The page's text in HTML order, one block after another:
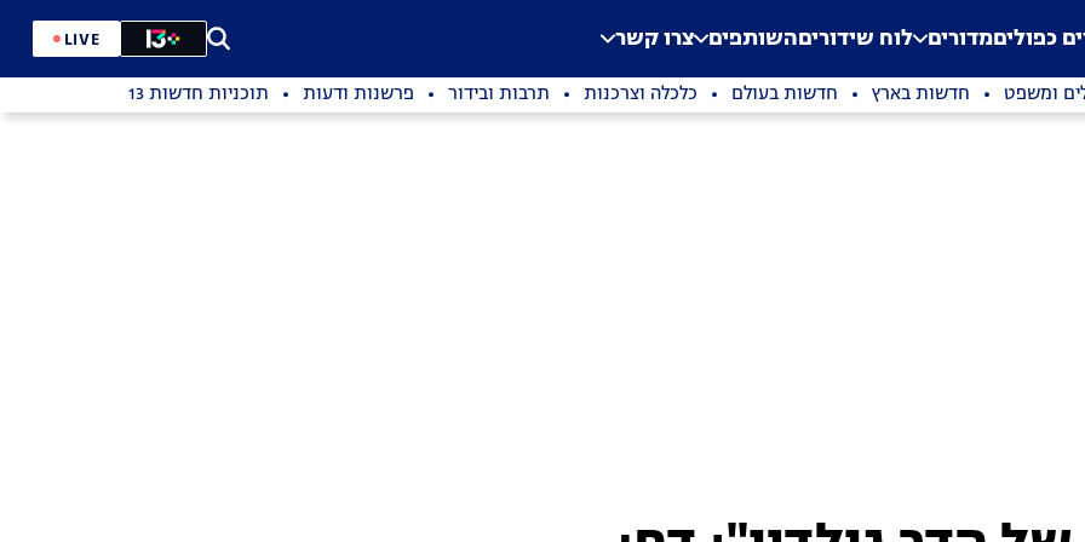
Application error: a
. כפוליםמדורים לוח שידוריםהשותפים צרו קשר LIVE
ומשפט חדשות בארץ חדשות בעולם כלכלה וצרכנות תרבות ובידור פרשנות ודעות תוכניות חדשות 13